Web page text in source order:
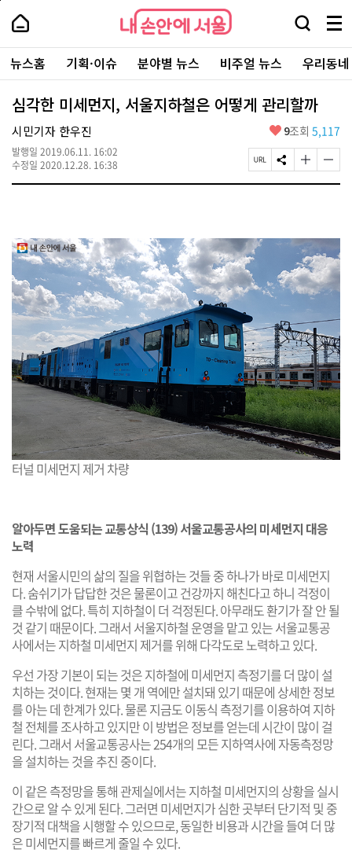
본
로
가
내
손
안
에
서
울
-
서
울
시
대
표
소
내
손
에
울
검
창
열
기
메
뉴
전
체
보
주
요
서
뉴스홈 기획·이슈 분야별 뉴스 비주얼 뉴스 우리동
심각한 미세먼지, 서울지하철은 어떻게 관리할까
시민기자 한우진
발행일 2019.06.11. 16:02
수정일 2020.12.28. 16:38
좋
요
9조회 5,117
페
이
복
S
N
기
글
자
변
경
하
기
글
자
경
하
기
터널 미세먼지 제거 차량
알아두면 도움되는 교통상식 (139) 서울교통공사의 미세먼지 대응
노력
현재 서울시민의 삶의 질을 위협하는 것들 중 하나가 바로 미세먼지
다. 숨쉬기가 답답한 것은 물론이고 건강까지 해친다고 하니 걱정이
클 수밖에 없다. 특히 지하철이 더 걱정된다. 아무래도 환기가 잘 안 될
것 같기 때문이다. 그래서 서울지하철 운영을 맡고 있는 서울교통공
사에서는 지하철 미세먼지 제거를 위해 다각도로 노력하고 있다.
우선 가장 기본이 되는 것은 지하철에 미세먼지 측정기를 더 많이 설
치하는 것이다. 현재는 몇 개 역에만 설치돼 있기 때문에 상세한 정보
를 아는 데 한계가 있다. 물론 지금도 이동식 측정기를 이용하여 지하
철 전체를 조사하고 있지만 이 방법은 정보를 얻는데 시간이 많이 걸
린다. 그래서 서울교통공사는 254개의 모든 지하역사에 자동측정망
을 설치하는 것을 추진 중이다.
이 같은 측정망을 통해 관제실에서는 지하철 미세먼지의 상황을 실시
간으로 알 수 있게 된다. 그러면 미세먼지가 심한 곳부터 단기적 및 중
장기적 대책을 시행할 수 있으므로, 동일한 비용과 시간을 들여 더 많
은 미세먼지를 빠르게 줄일 수 있다.
페
상
단
로